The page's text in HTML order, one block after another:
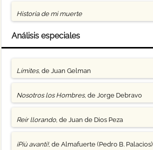
Historia de mi muerte
Análisis especiales
Límites, de Juan Gelman
Nosotros los Hombres, de Jorge Debravo
Reír llorando, de Juan de Dios Peza
¡Più avanti!, de Almafuerte (Pedro B. Palacios)